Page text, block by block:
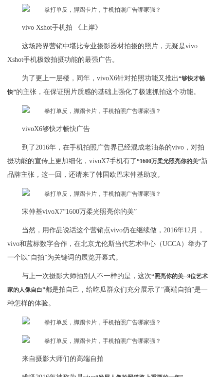
vivo Xshot手机拍 《上岸》
这场跨界营销中堪比专业摄影器材拍摄的照片，无疑是vivo
Xshot手机极致拍摄功能的最强广告。
为了更上一层楼，同年，vivoX6针对拍照功能又推出“够快才畅
快”的主张，在保证照片质感的基础上强化了极速抓拍这个功能。
vivoX6够快才畅快广告
到了2016年，在手机拍照广告界已经混成老油条的vivo，对拍
摄功能的宣传上更加细化，vivoX7手机有了“1600万柔光照亮你的美”新
品牌主张，这一回，还请来了韩国欧巴宋仲基助攻。
宋仲基vivoX7“1600万柔光照亮你的美”
当然，用作品说话这个营销点vivo仍在继续做，2016年12月，
vivo和蓝标数字合作，在北京尤伦斯当代艺术中心（UCCA）举办了
一个以“自拍”为关键词的展览开幕式。
与上一次摄影大师拍别人不一样的是，这次“照亮你的美--9位艺术
家的人像自白”都是拍自己，给吃瓜群众们充分展示了“高端自拍”是一
种怎样的体验。
来自摄影大师们的高端自拍